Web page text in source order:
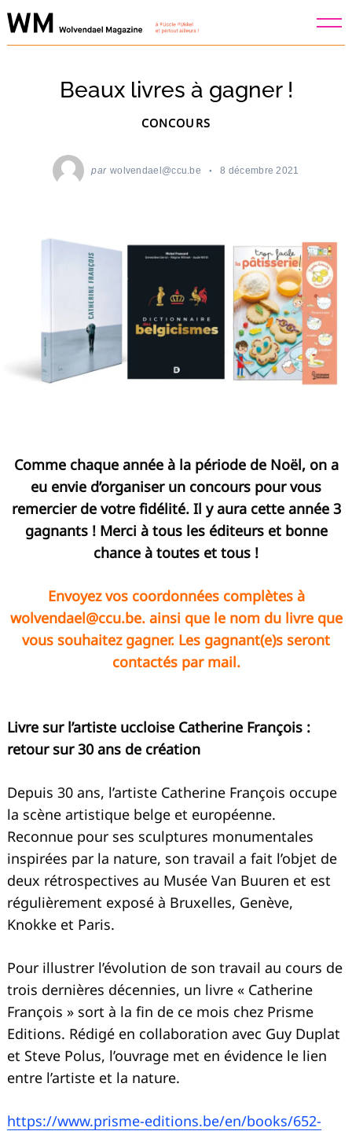
Skip
to
Beaux livres à gagner !
CONCOURS
par wolvendael@ccu.be 8 décembre 2021
Comme chaque année à la période de Noël, on a
eu envie d’organiser un concours pour vous
remercier de votre fidélité. Il y aura cette année 3
gagnants ! Merci à tous les éditeurs et bonne
chance à toutes et tous !
Envoyez vos coordonnées complètes à
wolvendael@ccu.be. ainsi que le nom du livre que
vous souhaitez gagner. Les gagnant(e)s seront
contactés par mail.
Livre sur l’artiste uccloise Catherine François :
retour sur 30 ans de création
Depuis 30 ans, l’artiste Catherine François occupe
la scène artistique belge et européenne.
Reconnue pour ses sculptures monumentales
inspirées par la nature, son travail a fait l’objet de
deux rétrospectives au Musée Van Buuren et est
régulièrement exposé à Bruxelles, Genève,
Knokke et Paris.
Pour illustrer l’évolution de son travail au cours de
trois dernières décennies, un livre « Catherine
François » sort à la fin de ce mois chez Prisme
Editions. Rédigé en collaboration avec Guy Duplat
et Steve Polus, l’ouvrage met en évidence le lien
entre l’artiste et la nature.
https://www.prisme-editions.be/en/books/652-